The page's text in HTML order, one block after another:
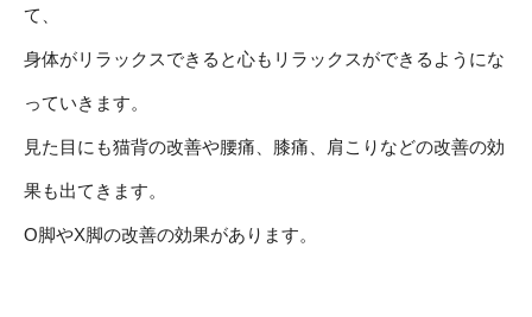
て、
身体がリラックスできると心もリラックスができるようにな
っていきます。
見た目にも猫背の改善や腰痛、膝痛、肩こりなどの改善の効
果も出てきます。
O脚やX脚の改善の効果があります。